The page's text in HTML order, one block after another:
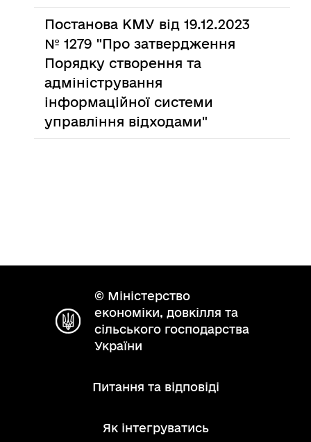
Постанова КМУ від 19.12.2023
№ 1279 "Про затвердження
Порядку створення та
адміністрування
інформаційної системи
управління відходами"
© Міністерство
економіки, довкілля та
сільського господарства
України
Питання та відповіді
Як інтегруватись